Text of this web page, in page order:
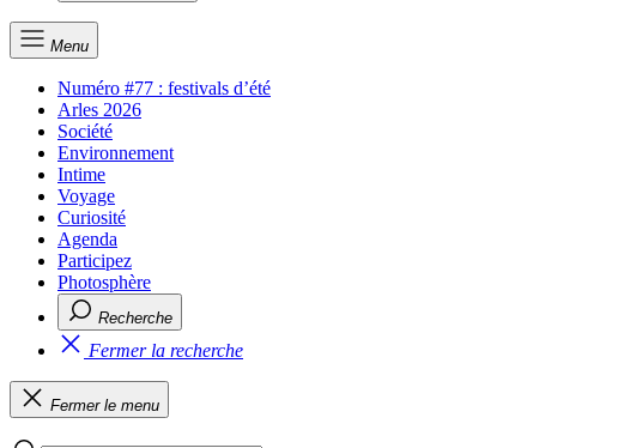
Menu
Numéro #77 : festivals d’été
Arles 2026
Société
Environnement
Intime
Voyage
Curiosité
Agenda
Participez
Photosphère
Recherche
Fermer la recherche
Fermer le menu